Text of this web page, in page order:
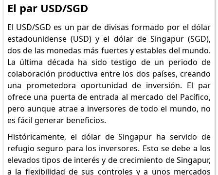
El par USD/SGD
El USD/SGD es un par de divisas formado por el dólar
estadounidense (USD) y el dólar de Singapur (SGD),
dos de las monedas más fuertes y estables del mundo.
La última década ha sido testigo de un periodo de
colaboración productiva entre los dos países, creando
una prometedora oportunidad de inversión. El par
ofrece una puerta de entrada al mercado del Pacífico,
pero aunque atrae a inversores de todo el mundo, no
es fácil generar beneficios.
Históricamente, el dólar de Singapur ha servido de
refugio seguro para los inversores. Esto se debe a los
elevados tipos de interés y de crecimiento de Singapur,
a la flexibilidad de sus controles y a unos mercados